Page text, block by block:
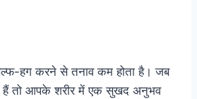
हग करने से तनाव कम होता है। जब
तो आपके शरीर में एक सुखद अनुभव